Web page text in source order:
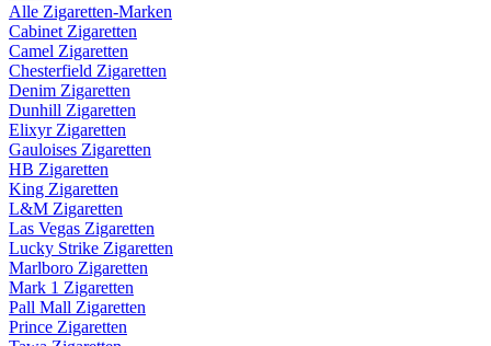
Alle Zigaretten-Marken
Cabinet Zigaretten
Camel Zigaretten
Chesterfield Zigaretten
Denim Zigaretten
Dunhill Zigaretten
Elixyr Zigaretten
Gauloises Zigaretten
HB Zigaretten
King Zigaretten
L&M Zigaretten
Las Vegas Zigaretten
Lucky Strike Zigaretten
Marlboro Zigaretten
Mark 1 Zigaretten
Pall Mall Zigaretten
Prince Zigaretten